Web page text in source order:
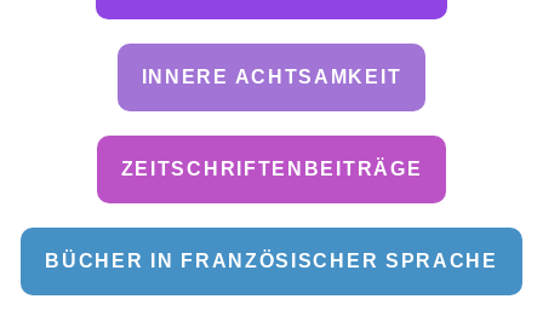
INNERE ACHTSAMKEIT
ZEITSCHRIFTENBEITRÄGE
BÜCHER IN FRANZÖSISCHER SPRACHE